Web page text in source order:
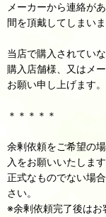
メーカーから連絡が
間を頂戴してしまい
当店で購入されてい
購入店舗様、又はメ
お願い申し上げます。
＊＊＊＊＊
余剰依頼をご希望の場
入をお願いいたします
正式なものでない場
さい。
※余剰依頼完了後はお